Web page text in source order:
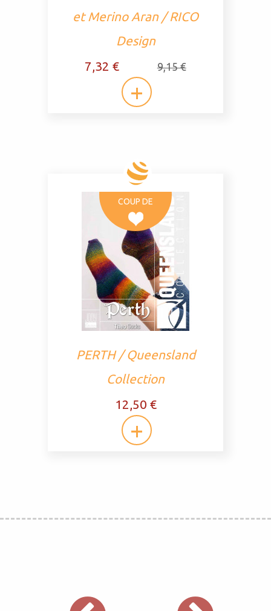
et Merino Aran / RICO
Design
7,32 €
9,15 €
COUP DE
PERTH / Queensland
Collection
12,50 €